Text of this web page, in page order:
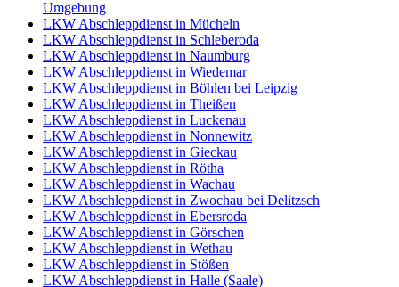
Umgebung
LKW Abschleppdienst in Mücheln
LKW Abschleppdienst in Schleberoda
LKW Abschleppdienst in Naumburg
LKW Abschleppdienst in Wiedemar
LKW Abschleppdienst in Böhlen bei Leipzig
LKW Abschleppdienst in Theißen
LKW Abschleppdienst in Luckenau
LKW Abschleppdienst in Nonnewitz
LKW Abschleppdienst in Gieckau
LKW Abschleppdienst in Rötha
LKW Abschleppdienst in Wachau
LKW Abschleppdienst in Zwochau bei Delitzsch
LKW Abschleppdienst in Ebersroda
LKW Abschleppdienst in Görschen
LKW Abschleppdienst in Wethau
LKW Abschleppdienst in Stößen
LKW Abschleppdienst in Halle (Saale)